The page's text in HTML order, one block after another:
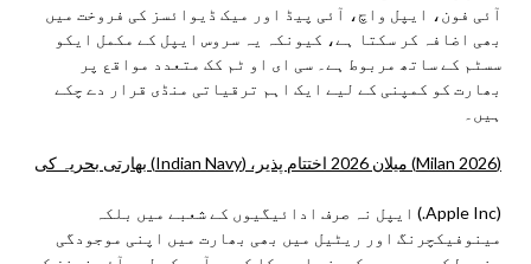
آئی فون، ایپل واچ، آئی پیڈ اور میک ڈیوائسز کی فروخت میں
بھی اضافہ کر سکتا ہے، کیونکہ یہ سروس ایپل کے مکمل ایکو
سسٹم کے ساتھ مربوط ہے۔ سی ای او ٹم کک متعدد مواقع پر
بھارت کو کمپنی کے لیے ایک اہم ترقیاتی منڈی قرار دے چکے
ہیں۔
(Milan 2026) میلان 2026 اختتام پذیر، (Indian Navy) بھارتی بحریہ کی
(Apple Inc.) ایپل نہ صرف ادائیگیوں کے شعبے میں بلکہ
مینوفیکچرنگ اور ریٹیل میں بھی بھارت میں اپنی موجودگی